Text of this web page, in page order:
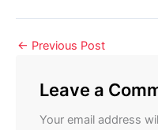
← Previous Post
Leave a
Your email address